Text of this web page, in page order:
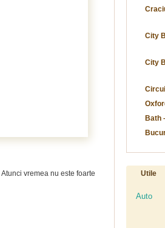
City
City
Bath
Utile
Auto
Atunci vremea nu este foarte